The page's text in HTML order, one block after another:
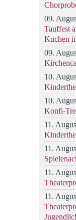
09.
Tauffest
Kuchen
09.
10.
10.
Konfi-
11.
11.
11.
11.